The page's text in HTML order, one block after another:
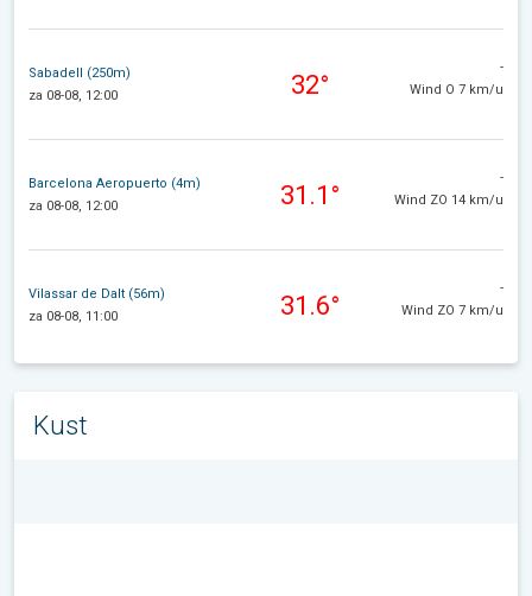
Sabadell (250m)
za 08-08, 12:00
32°
-
Wind O 7 km/u
Barcelona Aeropuerto (4m)
za 08-08, 12:00
31.1°
-
Wind ZO 14 km/u
Vilassar de Dalt (56m)
za 08-08, 11:00
31.6°
-
Wind ZO 7 km/u
Kust